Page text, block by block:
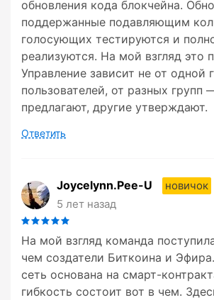
обновления кода блокчейна.
поддержанные подавляющим
голосующих тестируются и
реализуются. На мой взгляд это
Управление зависит не от одной
пользователей, от разных групп
предлагают, другие утверждают.
Ответить
Joycelynn.Pee-U
новичок
5 лет назад
На мой взгляд команда
чем создатели Биткоина и
сеть основана на смарт-
гибкость состоит вот в чем.